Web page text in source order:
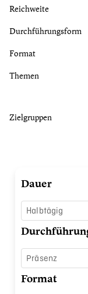
Reichweite
Durchführungsform
Format
Themen
Zielgruppen
Dauer
Format
Besser
und
wach
den
Tag
Menge